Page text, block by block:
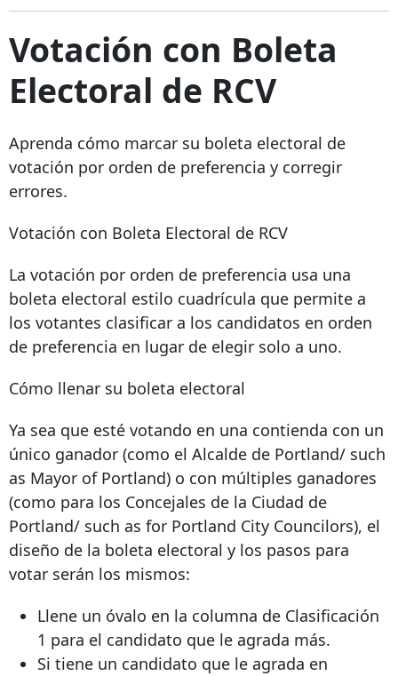
Votación con Boleta
Electoral de RCV
Aprenda cómo marcar su boleta electoral de
votación por orden de preferencia y corregir
errores.
Votación con Boleta Electoral de RCV
La votación por orden de preferencia usa una
boleta electoral estilo cuadrícula que permite a
los votantes clasificar a los candidatos en orden
de preferencia en lugar de elegir solo a uno.
Cómo llenar su boleta electoral
Ya sea que esté votando en una contienda con un
único ganador (como el Alcalde de Portland/ such
as Mayor of Portland) o con múltiples ganadores
(como para los Concejales de la Ciudad de
Portland/ such as for Portland City Councilors), el
diseño de la boleta electoral y los pasos para
votar serán los mismos:
Llene un óvalo en la columna de Clasificación
1 para el candidato que le agrada más.
Si tiene un candidato que le agrada en